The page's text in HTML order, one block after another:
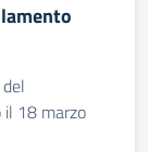
il 18 marzo